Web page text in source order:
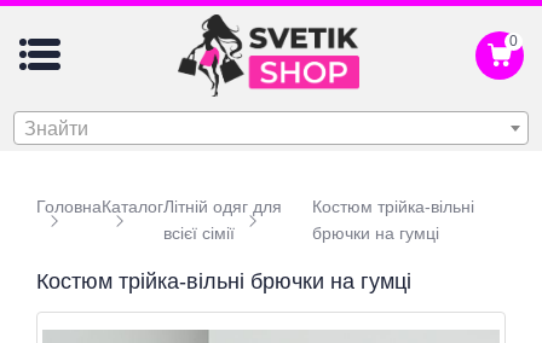
0
Знайти
ГоловнаКаталогЛітній одяг для
всієї сімії
Костюм трійка-вільні
брючки на гумці
Костюм трійка-вільні брючки на гумці